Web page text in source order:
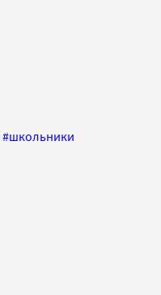
#школьники